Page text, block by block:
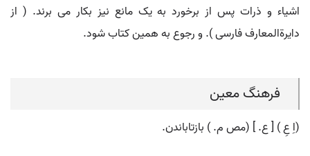
اشیاء و ذرات پس از برخورد به یک مانع نیز بکار می برند. ( از
دایرةالمعارف فارسی ). و رجوع به همین کتاب شود.
فرهنگ معین
(اِ عِ ) [ ع. ] (مص م. ) بازتاباندن.